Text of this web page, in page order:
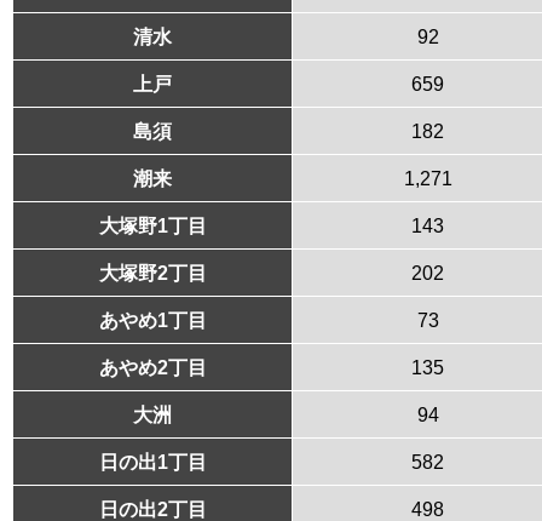
清水 92
上戸 659
島須 182
潮来 1,271
大塚野1丁目 143
大塚野2丁目 202
あやめ1丁目 73
あやめ2丁目 135
大洲 94
日の出1丁目 582
日の出2丁目 498